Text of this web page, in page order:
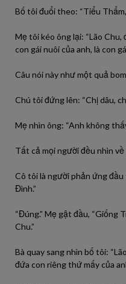
Bố tôi đuổi theo: “Tiểu
Mẹ tôi kéo ông lại: “Lão
con gái nuôi của anh, là con
Câu nói này như một quả
Chú tôi đứng lên: “Chị dâu,
Mẹ nhìn ông: “Anh không
Tất cả mọi người đều nhìn
Cô tôi là người phản ứng
Đình.”
“Đúng.” Mẹ gật đầu, “Giống
Chu.”
Bà quay sang nhìn bố tôi:
đứa con riêng thứ mấy của